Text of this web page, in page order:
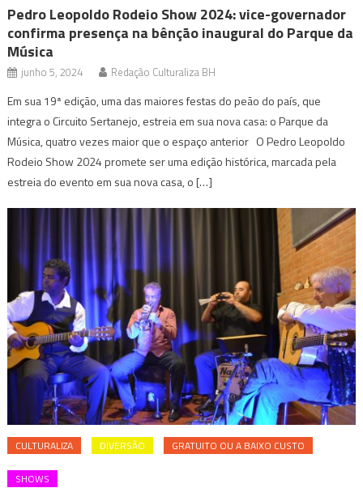
Pedro Leopoldo Rodeio Show 2024: vice-governador
confirma presença na bênção inaugural do Parque da
Música
junho 5, 2024 Redação Culturaliza BH
Em sua 19ª edição, uma das maiores festas do peão do país, que
integra o Circuito Sertanejo, estreia em sua nova casa: o Parque da
Música, quatro vezes maior que o espaço anterior O Pedro Leopoldo
Rodeio Show 2024 promete ser uma edição histórica, marcada pela
estreia do evento em sua nova casa, o […]
CULTURALIZA DIVERSÃO GRATUITO OU A BAIXO CUSTO
SHOWS